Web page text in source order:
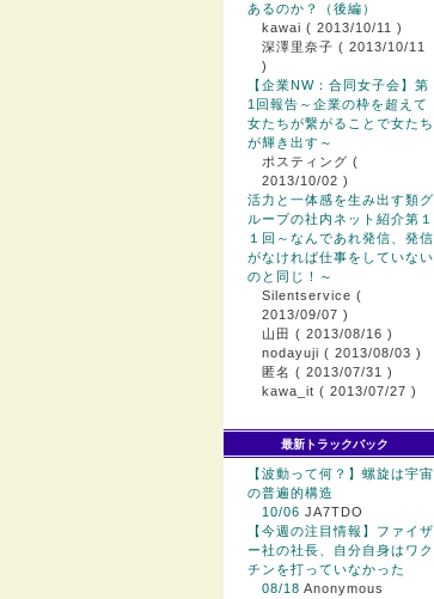
あるのか？（後編）
kawai ( 2013/10/11 )
深澤里奈子 ( 2013/10/11
)
【企業NW：合同女子会】第
1回報告～企業の枠を超えて
女たちが繋がることで女たち
が輝き出す～
ポスティング (
2013/10/02 )
活力と一体感を生み出す類グ
ループの社内ネット紹介第１
１回～なんであれ発信、発信
がなければ仕事をしていない
のと同じ！～
Silentservice (
2013/09/07 )
山田 ( 2013/08/16 )
nodayuji ( 2013/08/03 )
匿名 ( 2013/07/31 )
kawa_it ( 2013/07/27 )
最新トラックバック
【波動って何？】螺旋は宇宙
の普遍的構造
10/06 JA7TDO
【今週の注目情報】ファイザ
ー社の社長、自分自身はワク
チンを打っていなかった
08/18 Anonymous